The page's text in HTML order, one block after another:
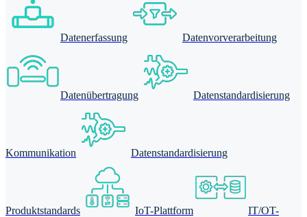
Datenerfassung Datenvorverarbeitung
Datenübertragung Datenstandardisierung
Kommunikation Datenstandardisierung
Produktstandards IoT-Plattform IT/OT-